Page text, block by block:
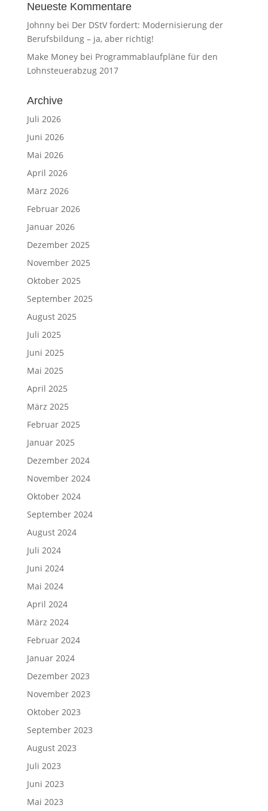
Neueste Kommentare
Johnnybei Der DStV fordert: Modernisierung der
Berufsbildung – ja, aber richtig!
Make Moneybei Programmablaufpläne für den
Lohnsteuerabzug 2017
Archive
Juli 2026
Juni 2026
Mai 2026
April 2026
März 2026
Februar 2026
Januar 2026
Dezember 2025
November 2025
Oktober 2025
September 2025
August 2025
Juli 2025
Juni 2025
Mai 2025
April 2025
März 2025
Februar 2025
Januar 2025
Dezember 2024
November 2024
Oktober 2024
September 2024
August 2024
Juli 2024
Juni 2024
Mai 2024
April 2024
März 2024
Februar 2024
Januar 2024
Dezember 2023
November 2023
Oktober 2023
September 2023
August 2023
Juli 2023
Juni 2023
Mai 2023